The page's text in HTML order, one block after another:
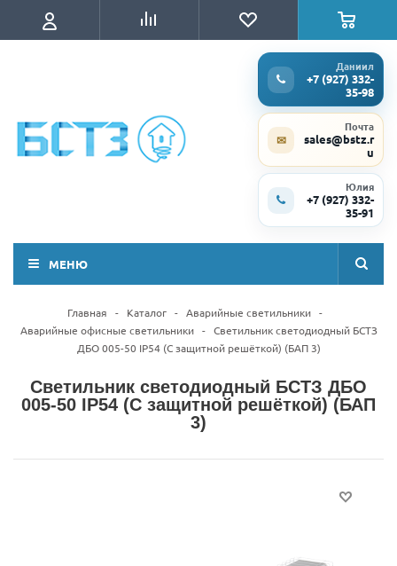
Даниил
+7 (927) 332-
35-98
✉
Почта
sales@bstz.r
u
Юлия
+7 (927) 332-
35-91
МЕНЮ
Главная - Каталог - Аварийные светильники -
Аварийные офисные светильники - Светильник светодиодный БСТЗ
ДБО 005-50 IP54 (С защитной решёткой) (БАП 3)
Светильник светодиодный БСТЗ ДБО
005-50 IP54 (С защитной решёткой) (БАП
3)